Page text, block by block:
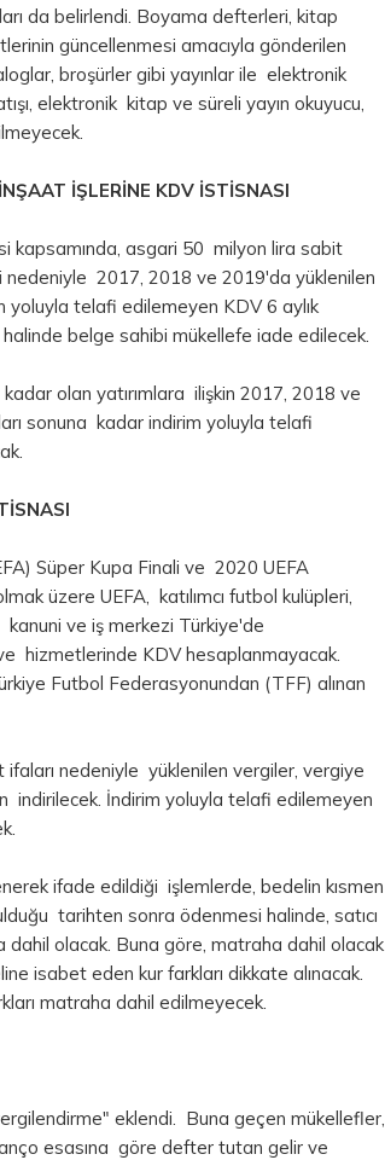
da belirlendi. Boyama defterleri, kitap
güncellenmesi amacıyla gönderilen
broşürler gibi yayınlar ile elektronik
elektronik kitap ve süreli yayın okuyucu,
İŞLERİNE KDV İSTİSNASI
kapsamında, asgari 50 milyon lira sabit
nedeniyle 2017, 2018 ve 2019'da yüklenilen
yoluyla telafi edilemeyen KDV 6 aylık
belge sahibi mükellefe iade edilecek.
olan yatırımlara ilişkin 2017, 2018 ve
sonuna kadar indirim yoluyla telafi
Süper Kupa Finali ve 2020 UEFA
üzere UEFA, katılımcı futbol kulüpleri,
ve iş merkezi Türkiye'de
hizmetlerinde KDV hesaplanmayacak.
Futbol Federasyonundan (TFF) alınan
nedeniyle yüklenilen vergiler, vergiye
indirilecek. İndirim yoluyla telafi edilemeyen
ifade edildiği işlemlerde, bedelin kısmen
tarihten sonra ödenmesi halinde, satıcı
dahil olacak. Buna göre, matraha dahil olacak
isabet eden kur farkları dikkate alınacak.
matraha dahil edilmeyecek.
eklendi. Buna geçen mükellefler,
esasına göre defter tutan gelir ve